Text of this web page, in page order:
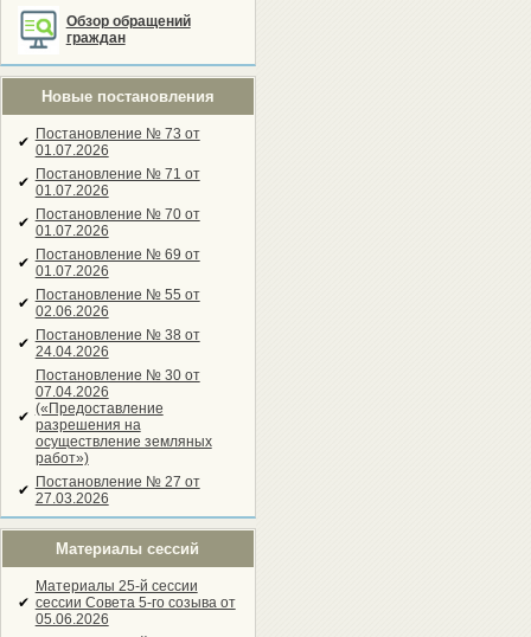
Обзор обращений
граждан
Новые постановления
✔ Постановление № 73 от
01.07.2026
✔ Постановление № 71 от
01.07.2026
✔ Постановление № 70 от
01.07.2026
✔ Постановление № 69 от
01.07.2026
✔ Постановление № 55 от
02.06.2026
✔ Постановление № 38 от
24.04.2026
✔
Постановление № 30 от
07.04.2026
(«Предоставление
разрешения на
осуществление земляных
работ»)
✔ Постановление № 27 от
27.03.2026
Материалы сессий
✔
Материалы 25-й сессии
сессии Совета 5-го созыва от
05.06.2026